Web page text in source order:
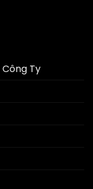
Công Ty